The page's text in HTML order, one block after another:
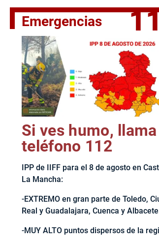
II Vuelta Ciclista CLM LEADER
Emergencias
Si ves humo,
teléfono 112
IPP de IIFF para el 8 de agosto en
La Mancha:
-EXTREMO en gran parte de Toledo,
Real y Guadalajara, Cuenca y
-MUY ALTO puntos dispersos de la